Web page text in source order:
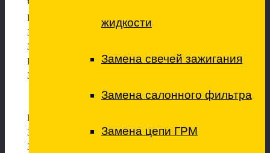
жидкости
Замена свечей зажигания
Замена салонного фильтра
Замена цепи ГРМ
Чистка форсунок
Ремонт ТНВД, топливных форсунок, в т.ч. CommonRail
Замена свечей зажигания
Замена свечей накаливания
Промывка дроссельной заслонки (с адаптацией)
Замена топливного насоса
Ремонт подвески
Замена передних амортизаторов
Замена задних амортизаторов